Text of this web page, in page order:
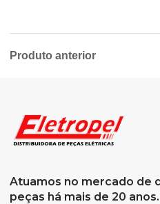
Produto anterior
Atuamos no mercado de
peças há mais de 20